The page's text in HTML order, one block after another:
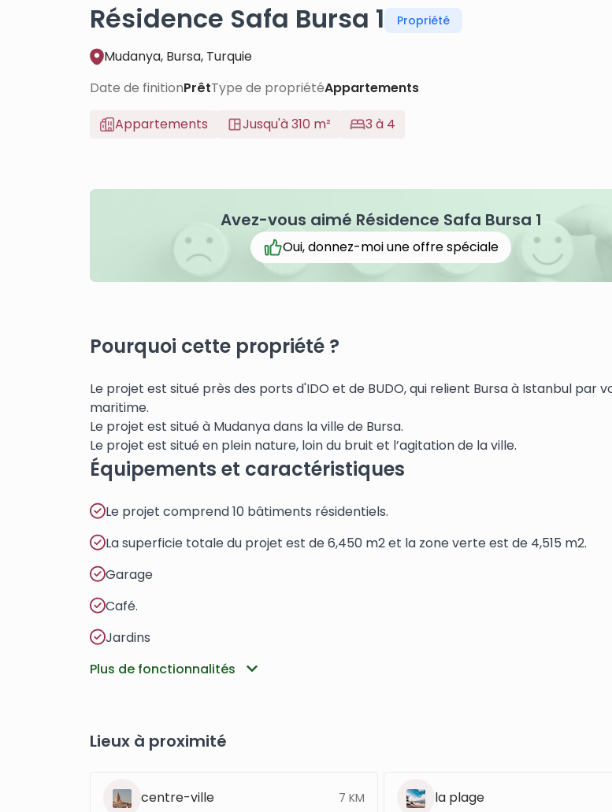
Résidence Safa Bursa 1 Propriété
Mudanya, Bursa, Turquie
Date de finitionPrêtType de propriétéAppartements
Appartements
Jusqu'à 310 m² 3 à 4
Avez-vous aimé Résidence Safa Bursa 1
Oui, donnez-moi une offre spéciale
Pourquoi cette propriété ?
Le projet est situé près des ports d'IDO et de BUDO, qui relient Bursa à Istanbul par
maritime.
Le projet est situé à Mudanya dans la ville de Bursa.
Le projet est situé en plein nature, loin du bruit et l’agitation de la ville.
Équipements et caractéristiques
Le projet comprend 10 bâtiments résidentiels.
La superficie totale du projet est de 6,450 m2 et la zone verte est de 4,515 m2.
Garage
Café.
Jardins
Plus de fonctionnalités
Lieux à proximité
centre-ville 7 KM la plage